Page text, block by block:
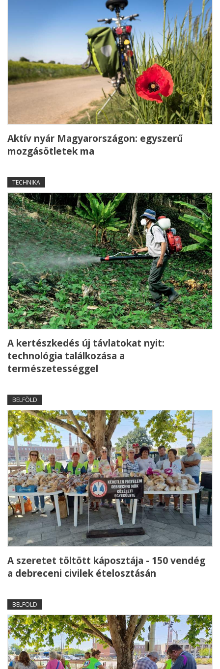
Aktív nyár Magyarországon: egyszerű
mozgásötletek ma
TECHNIKA
A kertészkedés új távlatokat nyit:
technológia találkozása a
természetességgel
BELFÖLD
A szeretet töltött káposztája - 150 vendég
a debreceni civilek ételosztásán
BELFÖLD